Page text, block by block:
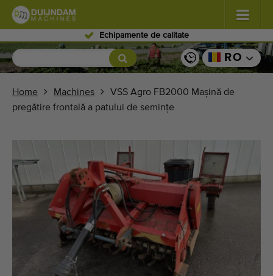
Personal expert
Flori şi plante
Producţie de seră zarzavaturi (350)
Pomicultură (336)
Benzi transportoare (441)
Vindeți-vă mașina!
Căutați pe tip
Ultimele mașini văzute
RO
Home Machines
VSS Agro FB2000 Mașină de
pregătire frontală a patului de semințe